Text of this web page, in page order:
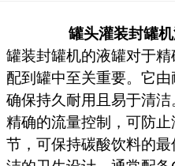
罐头灌装封罐
罐装封罐机的液罐对于
配到罐中至关重要。它由
确保持久耐用且易于清洁
精确的流量控制，可防
节，可保持碳酸饮料的